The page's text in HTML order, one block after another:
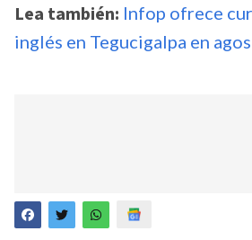
Lea también: Infop ofrece
inglés en Tegucigalpa en